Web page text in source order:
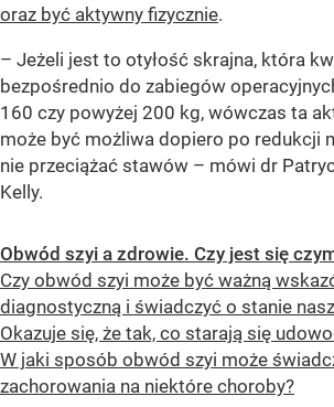
oraz być aktywny fizycznie.
– Jeżeli jest to otyłość skrajna, która
bezpośrednio do zabiegów
160 czy powyżej 200 kg, wówczas ta
może być możliwa dopiero po redukcji
nie przeciążać stawów – mówi dr
Kelly.
Obwód szyi a zdrowie. Czy jest się
Czy obwód szyi może być ważną
diagnostyczną i świadczyć o stanie
Okazuje się, że tak, co starają się
W jaki sposób obwód szyi może
zachorowania na niektóre choroby?